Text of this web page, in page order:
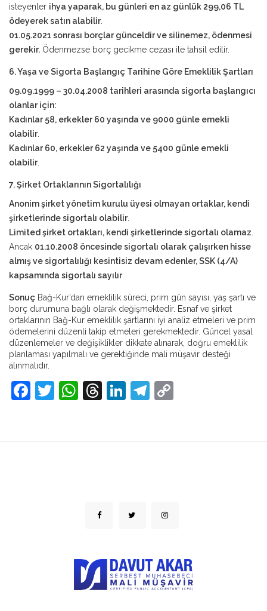
isteyenler ihya yaparak, bu günleri en az günlük 299,06 TL
ödeyerek satın alabilir.
01.05.2021 sonrası borçlar günceldir ve silinemez, ödenmesi
gerekir. Ödenmezse borç gecikme cezası ile tahsil edilir.
6. Yaşa ve Sigorta Başlangıç Tarihine Göre Emeklilik Şartları
09.09.1999 – 30.04.2008 tarihleri arasında sigorta başlangıcı
olanlar için:
Kadınlar 58, erkekler 60 yaşında ve 9000 günle emekli
olabilir.
Kadınlar 60, erkekler 62 yaşında ve 5400 günle emekli
olabilir.
7. Şirket Ortaklarının Sigortalılığı
Anonim şirket yönetim kurulu üyesi olmayan ortaklar, kendi
şirketlerinde sigortalı olabilir.
Limited şirket ortakları, kendi şirketlerinde sigortalı olamaz
Ancak 01.10.2008 öncesinde sigortalı olarak çalışırken hisse
almış ve sigortalılığı kesintisiz devam edenler, SSK (4/A)
kapsamında sigortalı sayılır.
Sonuç Bağ-Kur’dan emeklilik süreci, prim gün sayısı, yaş şartı ve
borç durumuna bağlı olarak değişmektedir. Esnaf ve şirket
ortaklarının Bağ-Kur emeklilik şartlarını iyi analiz etmeleri ve prim
ödemelerini düzenli takip etmeleri gerekmektedir. Güncel yasal
düzenlemeler ve değişiklikler dikkate alınarak, doğru emeklilik
planlaması yapılmalı ve gerektiğinde mali müşavir desteği
alınmalıdır.
Facebook
Twitter
WhatsApp
Threads
LinkedIn
Telegram